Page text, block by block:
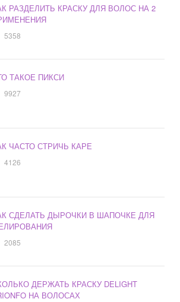
РАЗДЕЛИТЬ КРАСКУ ДЛЯ ВОЛОС НА 2
5358
ТАКОЕ ПИКСИ
9927
ЧАСТО СТРИЧЬ КАРЕ
4126
СДЕЛАТЬ ДЫРОЧКИ В ШАПОЧКЕ ДЛЯ
2085
ДЕРЖАТЬ КРАСКУ DELIGHT
НА ВОЛОСАХ